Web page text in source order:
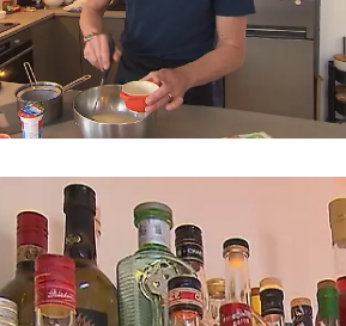
seine „Crème Cologne“ mit